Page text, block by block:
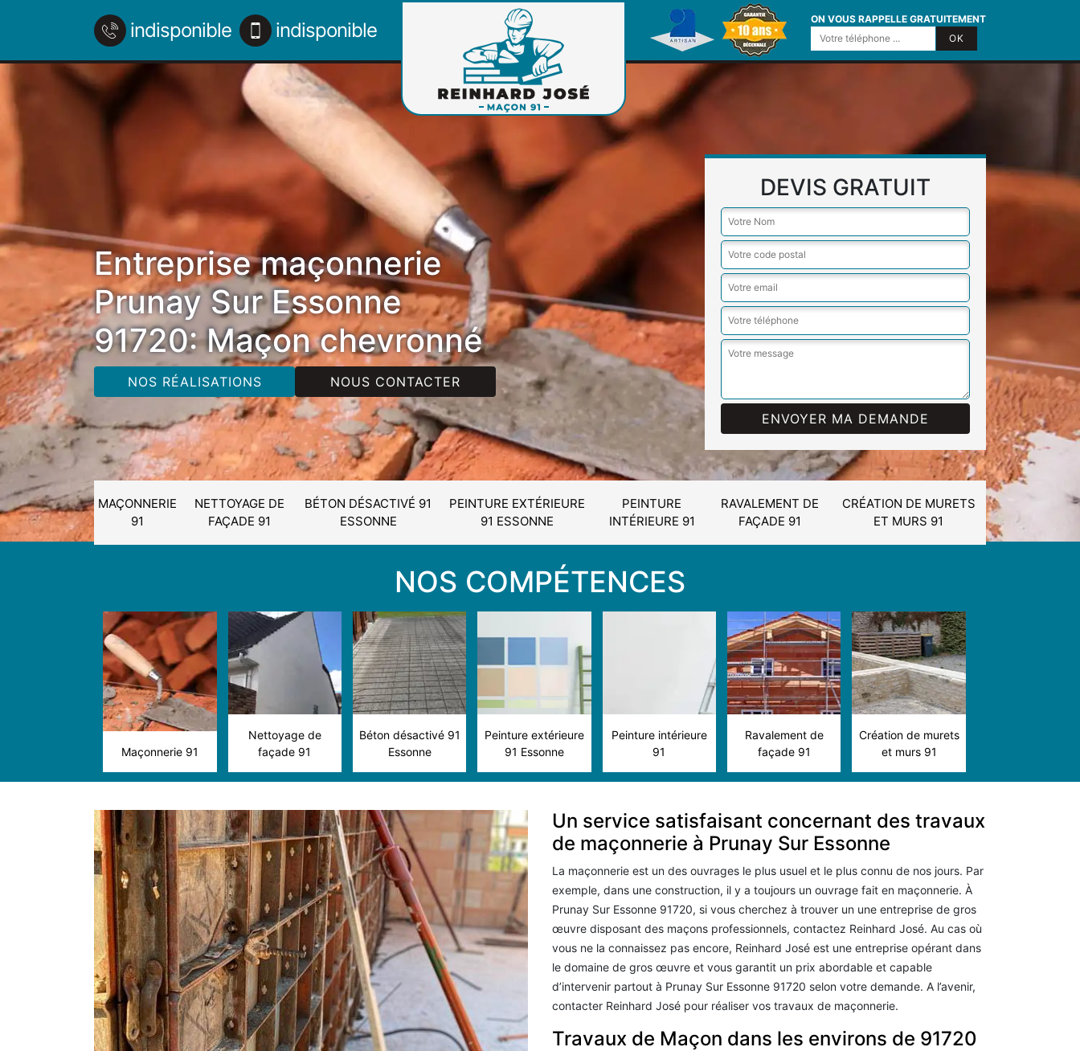
indisponible indisponible ON VOUS RAPPELLE GRATUITEMENT
Entreprise maçonnerie
Prunay Sur Essonne
91720: Maçon chevronné
NOS RÉALISATIONS NOUS CONTACTER
DEVIS GRATUIT
MAÇONNERIE
91
NETTOYAGE DE
FAÇADE 91
BÉTON DÉSACTIVÉ 91
ESSONNE
PEINTURE EXTÉRIEURE
91 ESSONNE
PEINTURE
INTÉRIEURE 91
RAVALEMENT DE
FAÇADE 91
CRÉATION DE MURETS
ET MURS 91
NOS COMPÉTENCES
Maçonnerie 91
Nettoyage de
façade 91
Béton désactivé 91
Essonne
Peinture extérieure
91 Essonne
Peinture intérieure
91
Ravalement de
façade 91
Création de murets
et murs 91
Un service satisfaisant concernant des travaux
de maçonnerie à Prunay Sur Essonne
La maçonnerie est un des ouvrages le plus usuel et le plus connu de nos jours. Par
exemple, dans une construction, il y a toujours un ouvrage fait en maçonnerie. À
Prunay Sur Essonne 91720, si vous cherchez à trouver un une entreprise de gros
œuvre disposant des maçons professionnels, contactez Reinhard José. Au cas où
vous ne la connaissez pas encore, Reinhard José est une entreprise opérant dans
le domaine de gros œuvre et vous garantit un prix abordable et capable
d’intervenir partout à Prunay Sur Essonne 91720 selon votre demande. A l’avenir,
contacter Reinhard José pour réaliser vos travaux de maçonnerie.
Travaux de Maçon dans les environs de 91720